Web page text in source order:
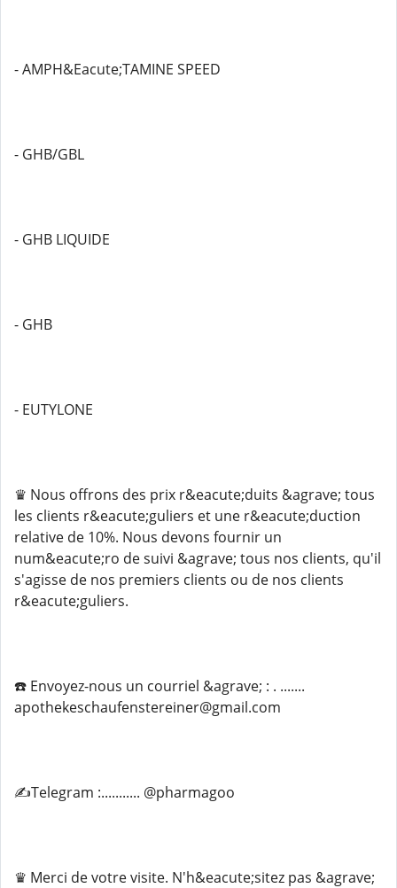
- AMPH&Eacute;TAMINE SPEED
- GHB/GBL
- GHB LIQUIDE
- GHB
- EUTYLONE
♛ Nous offrons des prix r&eacute;duits &agrave; tous
les clients r&eacute;guliers et une r&eacute;duction
relative de 10%. Nous devons fournir un
num&eacute;ro de suivi &agrave; tous nos clients, qu'il
s'agisse de nos premiers clients ou de nos clients
r&eacute;guliers.
☎️ Envoyez-nous un courriel &agrave; : . .......
apothekeschaufenstereiner@gmail.com
✍️Telegram :........... @pharmagoo
♛ Merci de votre visite. N'h&eacute;sitez pas &agrave;